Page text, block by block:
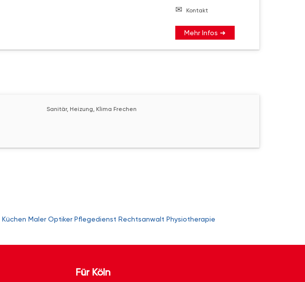
Kontakt
Mehr Infos ➜
Sanitär, Heizung, Klima Frechen
Küchen Maler Optiker Pflegedienst Rechtsanwalt Physiotherapie
Für Köln